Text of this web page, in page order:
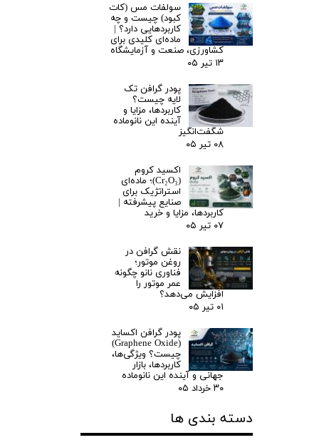
سولفات مس (کات
کبود) چیست و چه
کاربردهایی دارد؟ |
ماده‌ای کلیدی برای
کشاورزی، صنعت و آزمایشگاه
۱۳ تیر ۰۵
پودر گرافن تک
لایه چیست؟
کاربردها، مزایا و
آینده این نانوماده
شگفت‌انگیز
۰۸ تیر ۰۵
اکسید کروم
(Cr₂O₃)؛ ماده‌ای
استراتژیک برای
صنایع پیشرفته |
کاربردها، مزایا و خرید
۰۷ تیر ۰۵
نقش گرافن در
روغن موتور؛
فناوری نانو چگونه
عمر موتور را
افزایش می‌دهد؟
۰۱ تیر ۰۵
پودر گرافن اکساید
(Graphene Oxide)
چیست؟ ویژگی‌ها،
کاربردها، بازار
جهانی و آینده این نانوماده
۳۰ خرداد ۰۵
دسته بندی ها